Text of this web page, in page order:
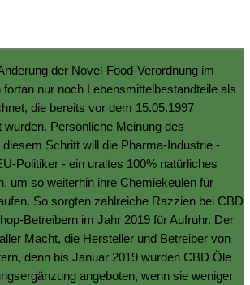
der Novel-Food-Verordnung im
nur noch Lebensmittelbestandteile als
die bereits vor dem 15.05.1997
wurden. Persönliche Meinung des
Schritt will die Pharma-Industrie -
Politiker - ein uraltes 100% natürliches
um so weiterhin ihre Chemiekeulen für
So sorgten zahlreiche Razzien bei CBD
Betreibern im Jahr 2019 für Aufruhr. Der
Macht, die Hersteller und Betreiber von
denn bis Januar 2019 wurden CBD Öle
angeboten, wenn sie weniger